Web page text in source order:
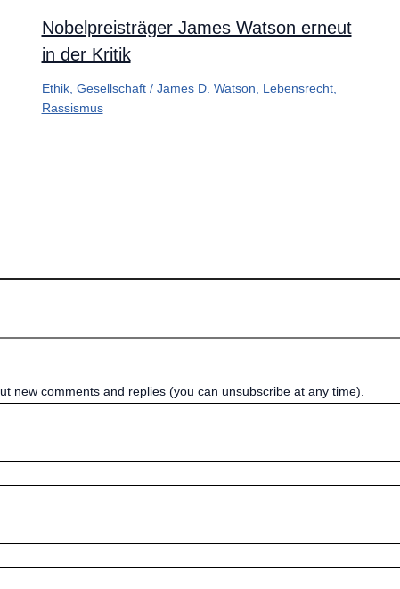
Nobelpreisträger James Watson erneut
in der Kritik
Ethik, Gesellschaft/ James D. Watson Lebensrecht,
Rassismus
new comments and replies (you can unsubscribe at any time).